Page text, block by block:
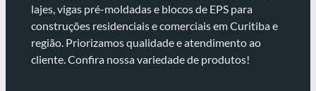
lajes, vigas pré-moldadas e blocos de EPS para
construções residenciais e comerciais em Curitiba e
região. Priorizamos qualidade e atendimento ao
cliente. Confira nossa variedade de produtos!